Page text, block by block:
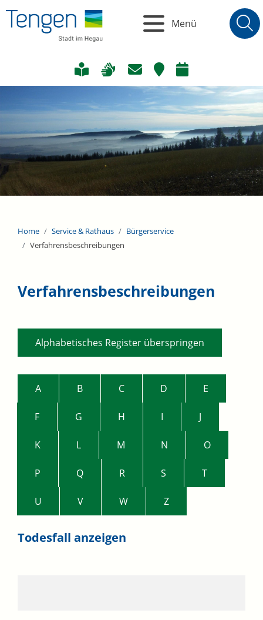
Menü
Home Service & Rathaus
Bürgerservice
Verfahrensbeschreibungen
Verfahrensbeschreibungen
Alphabetisches Register überspringen
A B C D E
F G H I J
K L M N O
P Q R S T
U V W Z
Todesfall anzeigen